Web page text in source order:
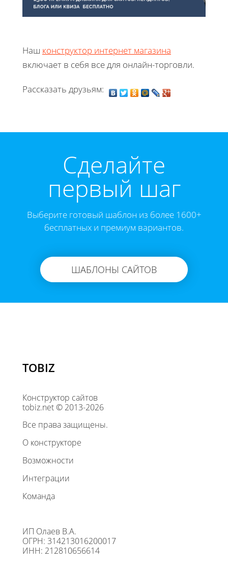
Наш конструктор интернет магазина
включает в себя все для онлайн-торговли.
Рассказать друзьям:
Cделайте
первый шаг
Выберите готовый шаблон из более 1600+
бесплатных и премиум вариантов.
ШАБЛОНЫ САЙТОВ
TOBIZ
Конструктор сайтов
tobiz.net © 2013-2026
Все права защищены.
О конструкторе
Возможности
Интеграции
Команда
ИП Олаев В.А.
ОГРН: 314213016200017
ИНН: 212810656614